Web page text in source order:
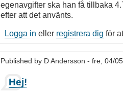
egenavgifter ska han få tillbaka
efter att det använts.
Logga in eller registrera dig för
Published by D Andersson - fre, 04/
Hej!